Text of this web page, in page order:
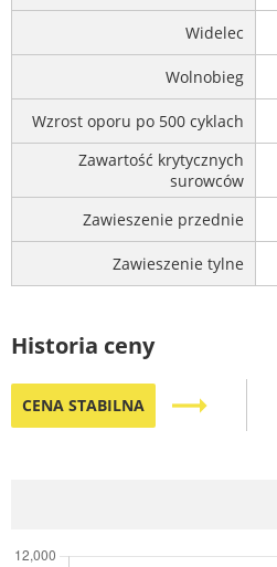
Widelec
Wolnobieg
Wzrost oporu po 500 cyklach
Zawartość krytycznych
surowców
Zawieszenie przednie
Zawieszenie tylne
Historia ceny
CENA STABILNA trending_flat